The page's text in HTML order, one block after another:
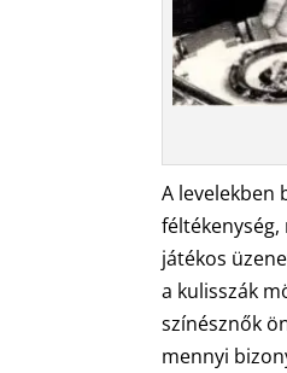
A levelekben
játékos
a kulisszák
színésznők
mennyi